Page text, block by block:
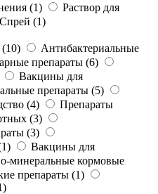
(1)
Раствор для
Спрей (1)
Антибактериальные
препараты (6)
Вакцины для
препараты (5)
(4)
Препараты
(3)
(3)
Вакцины для
минеральные кормовые
препараты (1)